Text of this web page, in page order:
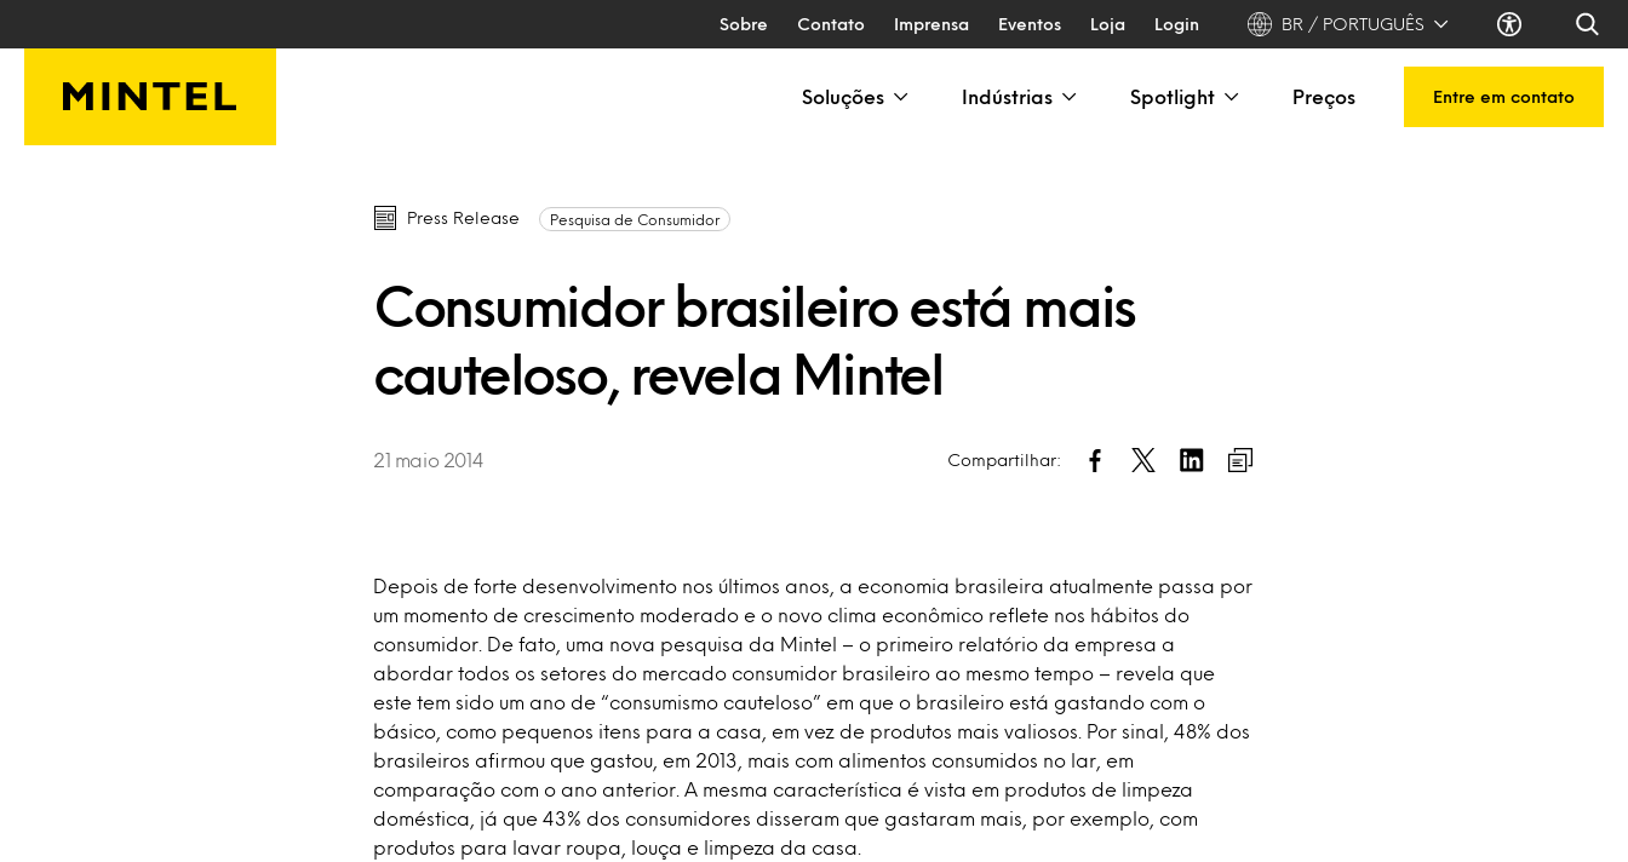
Sobre Contato Imprensa Eventos Loja Login BR / PORTUGUÊS
Soluções Indústrias Spotlight Preços Entre em contato
Press Release Pesquisa de Consumidor
Consumidor brasileiro está mais
cauteloso, revela Mintel
21 maio 2014 Compartilhar:
Depois de forte desenvolvimento nos últimos anos, a economia brasileira atualmente passa por
um momento de crescimento moderado e o novo clima econômico reflete nos hábitos do
consumidor. De fato, uma nova pesquisa da Mintel – o primeiro relatório da empresa a
abordar todos os setores do mercado consumidor brasileiro ao mesmo tempo – revela que
este tem sido um ano de “consumismo cauteloso” em que o brasileiro está gastando com o
básico, como pequenos itens para a casa, em vez de produtos mais valiosos. Por sinal, 48% dos
brasileiros afirmou que gastou, em 2013, mais com alimentos consumidos no lar, em
comparação com o ano anterior. A mesma característica é vista em produtos de limpeza
doméstica, já que 43% dos consumidores disseram que gastaram mais, por exemplo, com
produtos para lavar roupa, louça e limpeza da casa.